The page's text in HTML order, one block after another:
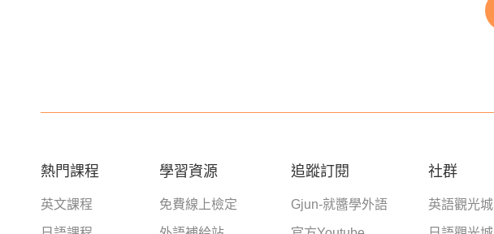
熱門課程
英文課程
學習資源
免費線上檢定
追蹤訂閱
Gjun-就醬學外語
社群
英語觀光城